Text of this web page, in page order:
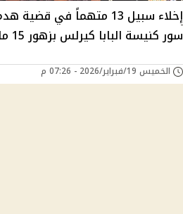
إخلاء سبيل 13 متهماً في قضية
سور كنيسة البابا كيرلس بزهور 15 مايو
الخميس 19/فبراير/2026 - 07:26 م